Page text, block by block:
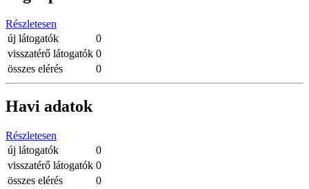
Részletesen
új látogatók
0
visszatérő látogatók 0
összes elérés
0
Havi adatok
Részletesen
új látogatók
0
visszatérő látogatók 0
összes elérés
0